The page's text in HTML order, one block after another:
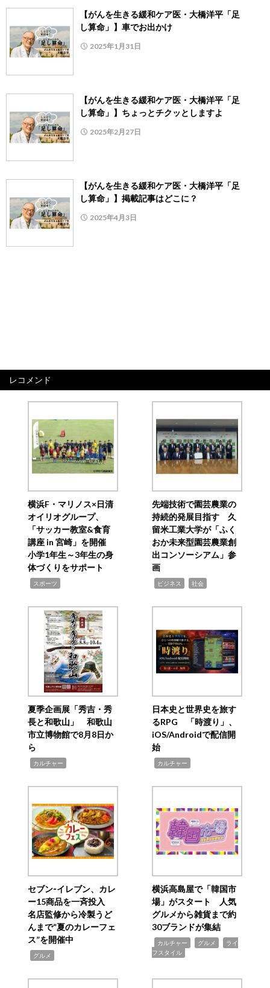
【がんを生きる緩和ケア医・大橋洋平「足
し算命」】車でお出かけ
2025年1月31日
【がんを生きる緩和ケア医・大橋洋平「足
し算命」】ちょっとチクッとしますよ
2025年2月27日
【がんを生きる緩和ケア医・大橋洋平「足
し算命」】掲載記事はどこに？
2025年4月3日
レコメンド
横浜F・マリノス×日清
オイリオグループ、
「サッカー教室&食育
講座 in 宮崎」を開催
小学1年生～3年生の身
体づくりをサポート
スポーツ
先端技術で園芸農業の
持続的発展目指す 久
留米工業大学が「ふく
おか未来型園芸農業創
出コンソーシアム」参
画
ビジネス 社会
夏季企画展「秀吉・秀
長と和歌山」 和歌山
市立博物館で8月8日か
ら
カルチャー
日本史と世界史を旅す
るRPG 「時渡り」、
iOS/Androidで配信開
始
カルチャー
セブン‐イレブン、カレ
ー15商品を一斉投入
名店監修から冷製うど
んまで“夏のカレーフェ
ス”を開催中
グルメ
横浜高島屋で「韓国市
場」がスタート 人気
グルメから雑貨まで約
30ブランドが集結
カルチャー グルメ
ライ
フスタイル